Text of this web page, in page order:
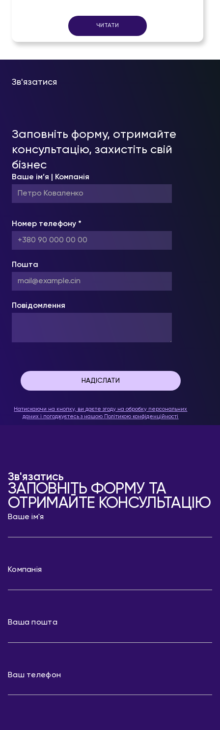
ЧИТАТИ
Зв'язатися
Заповніть форму, отримайте
консультацію, захистіть свій
бізнес
Ваше ім’я | Компанія
Номер телефону *
Пошта
Повідомлення
Натискаючи на кнопку, ви даєте згоду на обробку персональних
даних і погоджуєтесь з нашою Політикою конфіденційності
Зв'язатись
ЗАПОВНІТЬ ФОРМУ ТА
ОТРИМАЙТЕ КОНСУЛЬТАЦІЮ